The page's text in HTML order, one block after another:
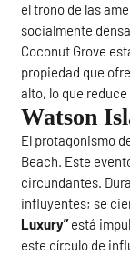
el trono de las
socialmente
Coconut Grove
propiedad que
alto, lo que
Watson
El protagonismo
Beach. Este
circundantes.
influyentes; se
Luxury”está
este círculo de